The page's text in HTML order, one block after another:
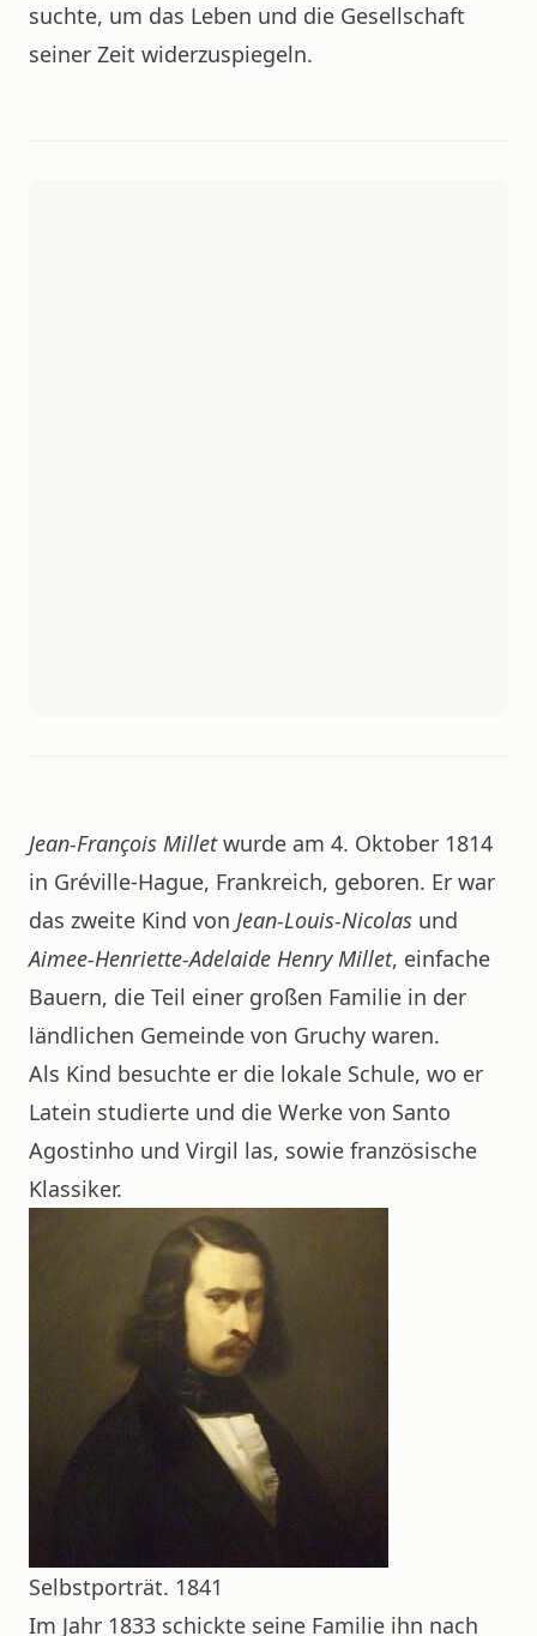
suchte, um das Leben und die Gesellschaft
seiner Zeit widerzuspiegeln.
Jean-François Milletwurde am 4. Oktober 1814
in Gréville-Hague, Frankreich, geboren. Er war
das zweite Kind von Jean-Louis-Nicolas und
Aimee-Henriette-Adelaide Henry Millet, einfache
Bauern, die Teil einer großen Familie in der
ländlichen Gemeinde von Gruchy waren.
Als Kind besuchte er die lokale Schule, wo er
Latein studierte und die Werke von Santo
Agostinho und Virgil las, sowie französische
Klassiker.
Selbstporträt. 1841
Im Jahr 1833 schickte seine Familie ihn nach